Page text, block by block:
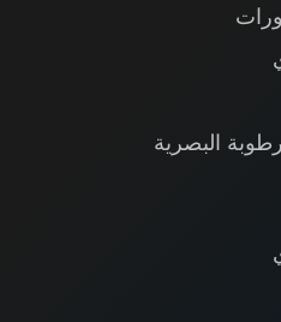
البصرية